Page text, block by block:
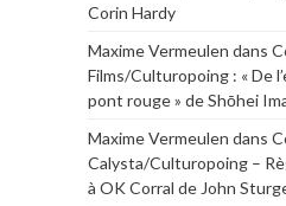
Corin Hardy
Maxime Vermeulen dans
Films/Culturopoing : « De
pont rouge » de Shōhei
Maxime Vermeulen dans
Calysta/Culturopoing –
à OK Corral de John